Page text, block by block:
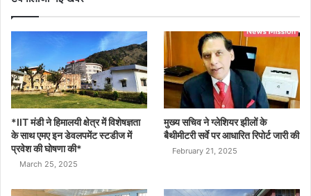
*IIT मंडी ने हिमालयी क्षेत्र में विशेषज्ञता
के साथ एमए इन डेवलपमेंट स्टडीज में
प्रवेश की घोषणा की*
March 25, 2025
मुख्य सचिव ने ग्लेशियर झीलों के
बैथीमीटरी सर्वे पर आधारित रिपोर्ट जारी की
February 21, 2025